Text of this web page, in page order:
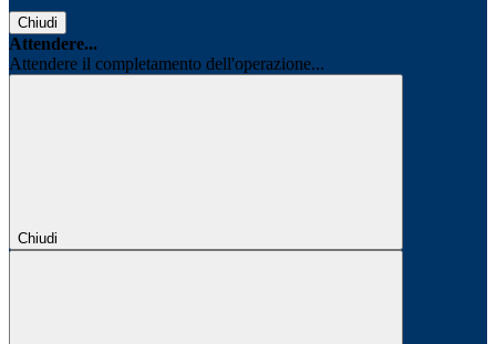
Chiudi
Attendere...
Attendere il completamento dell'operazione...
Chiudi